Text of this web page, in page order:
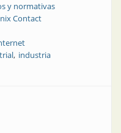
y normativas
Contact
industria
desde el campo